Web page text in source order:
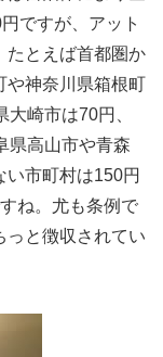
ですが、アット
たとえば首都圏か
や神奈川県箱根町
崎市は70円、
県高山市や青森
市町村は150円
ね。尤も条例で
っと徴収されてい